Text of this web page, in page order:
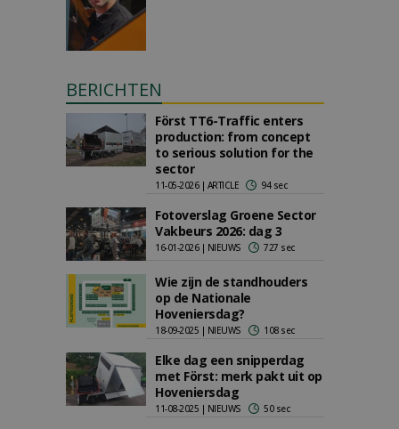
BERICHTEN
Först TT6-Traffic enters
production: from concept
to serious solution for the
sector
11-05-2026 | ARTICLE 94 sec
Fotoverslag Groene Sector
Vakbeurs 2026: dag 3
16-01-2026 | NIEUWS 727 sec
Wie zijn de standhouders
op de Nationale
Hoveniersdag?
18-09-2025 | NIEUWS 108 sec
Elke dag een snipperdag
met Först: merk pakt uit op
Hoveniersdag
11-08-2025 | NIEUWS 50 sec